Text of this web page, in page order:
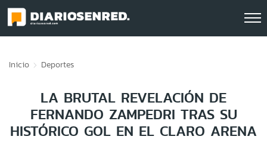
Inicio Deportes
LA BRUTAL REVELACIÓN DE
FERNANDO ZAMPEDRI TRAS SU
HISTÓRICO GOL EN EL CLARO ARENA